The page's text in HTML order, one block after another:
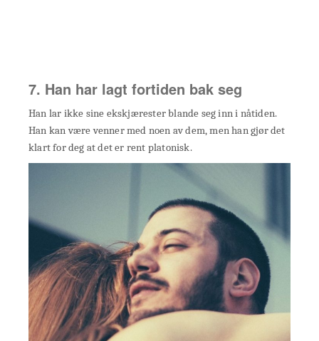
7. Han har lagt fortiden bak seg
Han lar ikke sine ekskjærester blande seg inn i nåtiden.
Han kan være venner med noen av dem, men han gjør det
klart for deg at det er rent platonisk.